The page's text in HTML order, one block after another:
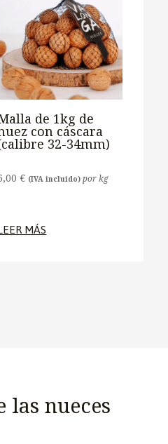
de 1kg de
con cáscara
32-34mm)
€ (IVA incluido) por kg
MÁS
nueces